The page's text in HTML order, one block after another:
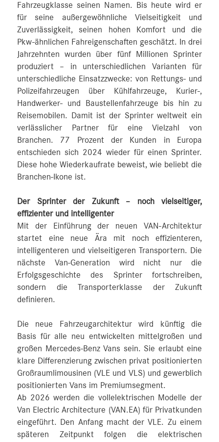
Fahrzeugklasse seinen Namen. Bis heute wird er
für seine außergewöhnliche Vielseitigkeit und
Zuverlässigkeit, seinen hohen Komfort und die
Pkw-ähnlichen Fahreigenschaften geschätzt. In drei
Jahrzehnten wurden über fünf Millionen Sprinter
produziert – in unterschiedlichen Varianten für
unterschiedliche Einsatzzwecke: von Rettungs- und
Polizeifahrzeugen über Kühlfahrzeuge, Kurier-,
Handwerker- und Baustellenfahrzeuge bis hin zu
Reisemobilen. Damit ist der Sprinter weltweit ein
verlässlicher Partner für eine Vielzahl von
Branchen. 77 Prozent der Kunden in Europa
entschieden sich 2024 wieder für einen Sprinter.
Diese hohe Wiederkaufrate beweist, wie beliebt die
Branchen-Ikone ist.
Der Sprinter der Zukunft – noch vielseitiger,
effizienter und intelligenter
Mit der Einführung der neuen VAN-Architektur
startet eine neue Ära mit noch effizienteren,
intelligenteren und vielseitigeren Transportern. Die
nächste Van-Generation wird nicht nur die
Erfolgsgeschichte des Sprinter fortschreiben,
sondern die Transporterklasse der Zukunft
definieren.
Die neue Fahrzeugarchitektur wird künftig die
Basis für alle neu entwickelten mittelgroßen und
großen Mercedes‑Benz Vans sein. Sie erlaubt eine
klare Differenzierung zwischen privat positionierten
Großraumlimousinen (VLE und VLS) und gewerblich
positionierten Vans im Premiumsegment.
Ab 2026 werden die vollelektrischen Modelle der
Van Electric Architecture (VAN.EA) für Privatkunden
eingeführt. Den Anfang macht der VLE. Zu einem
späteren Zeitpunkt folgen die elektrischen